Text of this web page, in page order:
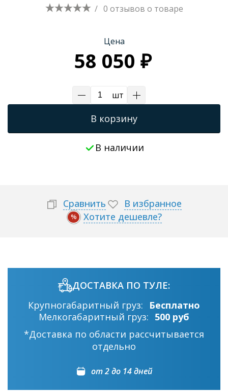
/ 0 отзывов о товаре
Цена
58 050 ₽
шт
В корзину
В наличии
Сравнить В избранное
% Хотите дешевле?
ДОСТАВКА ПО ТУЛЕ:
Крупногабаритный груз:
Бесплатно
Мелкогабаритный груз: 500 руб
*Доставка по области рассчитывается
отдельно
от 2 до 14 дней